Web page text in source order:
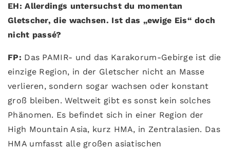
EH: Allerdings untersuchst du momentan
Gletscher, die wachsen. Ist das „ewige Eis“ doch
nicht passé?
FP: Das PAMIR- und das Karakorum-Gebirge ist die
einzige Region, in der Gletscher nicht an Masse
verlieren, sondern sogar wachsen oder konstant
groß bleiben. Weltweit gibt es sonst kein solches
Phänomen. Es befindet sich in einer Region der
High Mountain Asia, kurz HMA, in Zentralasien. Das
HMA umfasst alle großen asiatischen